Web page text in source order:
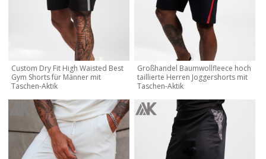
Custom Dry Fit High Waisted Best
Gym Shorts für Männer mit
Taschen-Aktik
Großhandel Baumwollfleece hoch
taillierte Herren Joggershorts mit
Taschen-Aktik